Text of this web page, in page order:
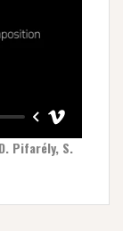
Pifarély, S.